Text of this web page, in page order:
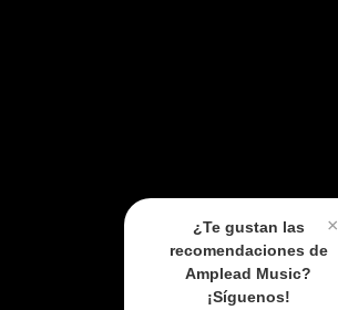
×
¿Te gustan las
recomendaciones de
Amplead Music?
¡Síguenos!